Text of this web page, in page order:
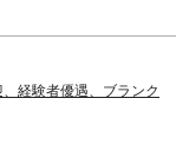
経験者優遇、ブランク